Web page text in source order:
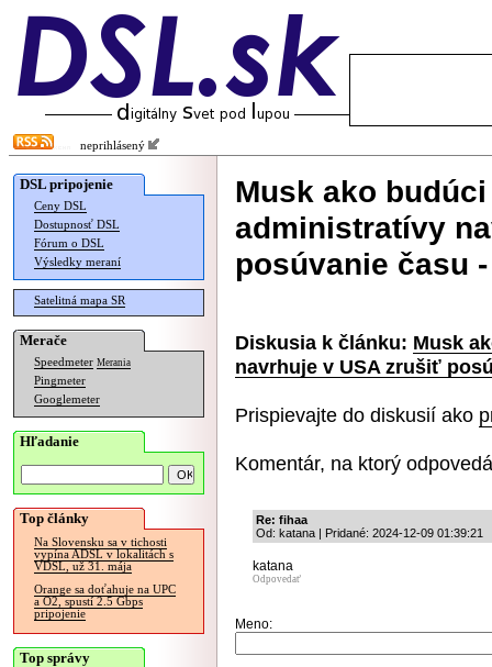
neprihlásený
DSL pripojenie
Ceny DSL
Dostupnosť DSL
Fórum o DSL
Výsledky meraní
Satelitná mapa SR
Merače
Speedmeter Merania
Pingmeter
Googlemeter
Hľadanie
Top články
Na Slovensku sa v tichosti
vypína ADSL v lokalitách s
VDSL, už 31. mája
Orange sa doťahuje na UPC
a O2, spustí 2.5 Gbps
pripojenie
Top správy
Musk ako
administratívy
posúvanie času
Diskusia k článku: Musk
navrhuje v USA zrušiť
Prispievajte do diskusií ako
Komentár, na ktorý
Re: fihaa
Od: katana | Pridané: 2024-12-09 01:39:21
katana
Odpovedať
Meno: